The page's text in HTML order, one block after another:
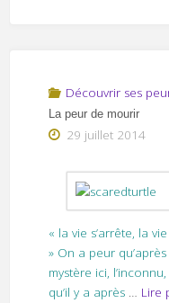
Découvrir ses
La peur de mourir
29 juillet 2014
« la vie s’arrête, la
» On a peur
mystère ici,
qu’il y a après … Lire